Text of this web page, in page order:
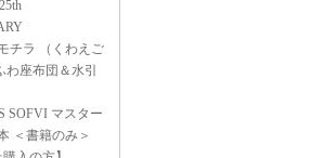
チラ （くわえご
座布団＆水引
SOFVI マスター
＜書籍のみ＞